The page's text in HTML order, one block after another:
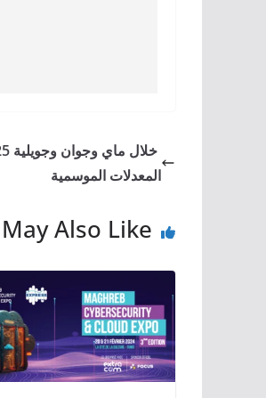
المعدلات الموسمية
Also Like